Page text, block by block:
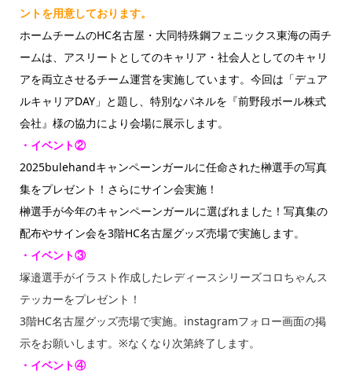
ントを用意しております。
ホームチームのHC名古屋・大同特殊鋼フェニックス東海の両チ
ームは、アスリートとしてのキャリア・社会人としてのキャリ
アを両立させるチーム運営を実施しています。今回は「デュア
ルキャリアDAY」と題し、特別なパネルを『前野段ボール株式
会社』様の協力により会場に展示します。
・イベント②
2025bulehandキャンペーンガールに任命された榊選手の写真
集をプレゼント！さらにサイン会実施！
榊選手が今年のキャンペーンガールに選ばれました！写真集の
配布やサイン会を3階HC名古屋グッズ売場で実施します。
・イベント③
塚邉選手がイラスト作成したレディースシリーズコロちゃんス
テッカーをプレゼント！
3階HC名古屋グッズ売場で実施。instagramフォロー画面の掲
示をお願いします。※なくなり次第終了します。
・イベント④